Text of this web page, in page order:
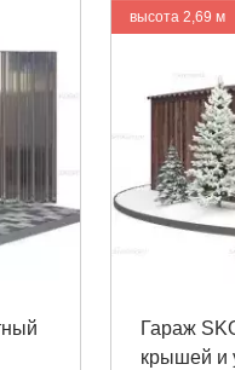
высота 2,69 м
Гараж
крышей и